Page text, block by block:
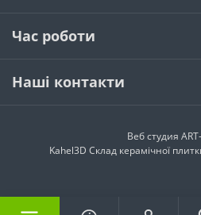
Час роботи
Наші контакти
Веб студия
Kahel3D Склад керамічної